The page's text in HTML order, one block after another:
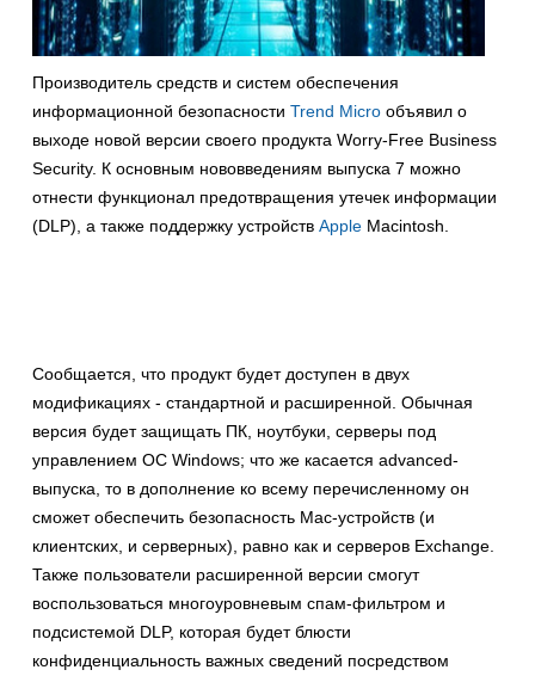
Производитель средств и систем обеспечения
информационной безопасности Trend Micro объявил о
выходе новой версии своего продукта Worry-Free Business
Security. К основным нововведениям выпуска 7 можно
отнести функционал предотвращения утечек информации
(DLP), а также поддержку устройств Apple Macintosh.
Сообщается, что продукт будет доступен в двух
модификациях - стандартной и расширенной. Обычная
версия будет защищать ПК, ноутбуки, серверы под
управлением ОС Windows; что же касается advanced-
выпуска, то в дополнение ко всему перечисленному он
сможет обеспечить безопасность Mac-устройств (и
клиентских, и серверных), равно как и серверов Exchange.
Также пользователи расширенной версии смогут
воспользоваться многоуровневым спам-фильтром и
подсистемой DLP, которая будет блюсти
конфиденциальность важных сведений посредством